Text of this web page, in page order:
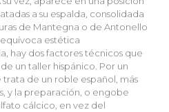
a su espalda, consolidada
de Mantegna o de Antonello
estética
hay dos factores técnicos que
un taller hispánico. Por un
de un roble español, más
y la preparación, o engobe
cálcico, en vez del